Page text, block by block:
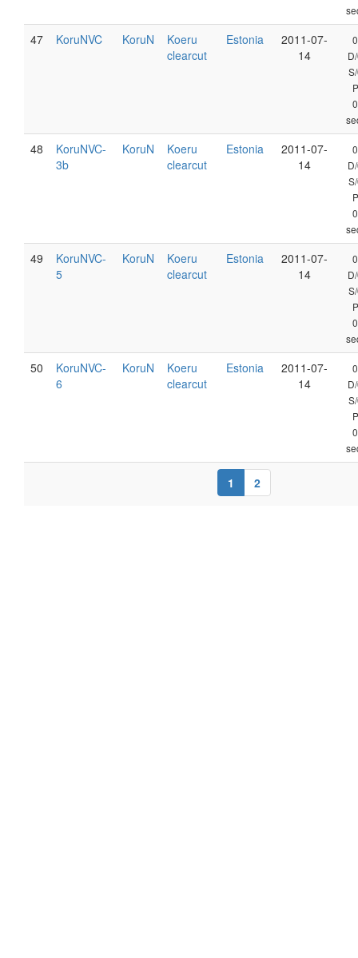
47 KoruNVC KoruN
Koeru
clearcut
Estonia
2011-07-
14
0
P
0
48
KoruNVC-
3b
KoruN
Koeru
clearcut
Estonia
2011-07-
14
0
P
0
49
KoruNVC-
5
KoruN
Koeru
clearcut
Estonia
2011-07-
14
0
P
0
50
KoruNVC-
6
KoruN
Koeru
clearcut
Estonia
2011-07-
14
0
P
0
1 2